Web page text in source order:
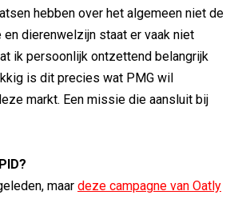
hebben over het algemeen niet de
dierenwelzijn staat er vaak niet
ik persoonlijk ontzettend belangrijk
is dit precies wat PMG wil
markt. Een missie die aansluit bij
maar deze campagne van Oatly